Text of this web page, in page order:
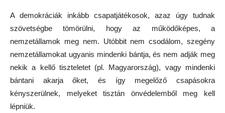
A demokráciák inkább csapatjátékosok, azaz úgy tudnak
szövetségbe tömörülni, hogy az működőképes, a
nemzetállamok meg nem. Utóbbit nem csodálom, szegény
nemzetállamokat ugyanis mindenki bántja, és nem adják meg
nekik a kellő tiszteletet (pl. Magyarország), vagy mindenki
bántani akarja őket, és így megelőző csapásokra
kényszerülnek, melyeket tisztán önvédelemből meg kell
lépniük.